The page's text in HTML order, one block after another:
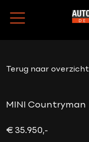
Terug naar overzicht
MINI Countryman
€ 35.950,-